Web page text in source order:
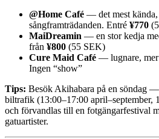
@Home Café — det mest kända,
sångframträdanden. Entré ¥770
MaiDreamin — en stor kedja
från ¥800 (55 SEK)
Cure Maid Café — lugnare, mer
Ingen “show”
Tips: Besök Akihabara på en söndag
biltrafik (13:00–17:00 april–september,
och förvandlas till en fotgängarfestival
gatuartister.